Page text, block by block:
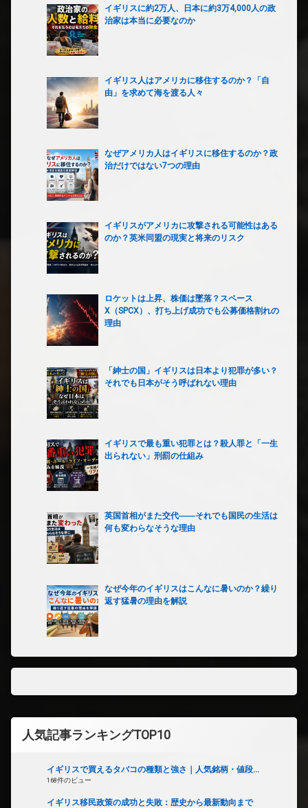
イギリスに約2万人、日本に約3万4,000人の政
治家は本当に必要なのか
イギリス人はアメリカに移住するのか？「自
由」を求めて海を渡る人々
なぜアメリカ人はイギリスに移住するのか？政
治だけではない7つの理由
イギリスがアメリカに攻撃される可能性はある
のか？英米同盟の現実と将来のリスク
ロケットは上昇、株価は墜落？スペース
X（SPCX）、打ち上げ成功でも公募価格割れの
理由
「紳士の国」イギリスは日本より犯罪が多い？
それでも日本がそう呼ばれない理由
イギリスで最も重い犯罪とは？殺人罪と「一生
出られない」刑罰の仕組み
英国首相がまた交代――それでも国民の生活は
何も変わらなそうな理由
なぜ今年のイギリスはこんなに暑いのか？繰り
返す猛暑の理由を解説
人気記事ランキングTOP10
イギリスで買えるタバコの種類と強さ｜人気銘柄・値段...
168件のビュー
イギリス移民政策の成功と失敗：歴史から最新動向まで